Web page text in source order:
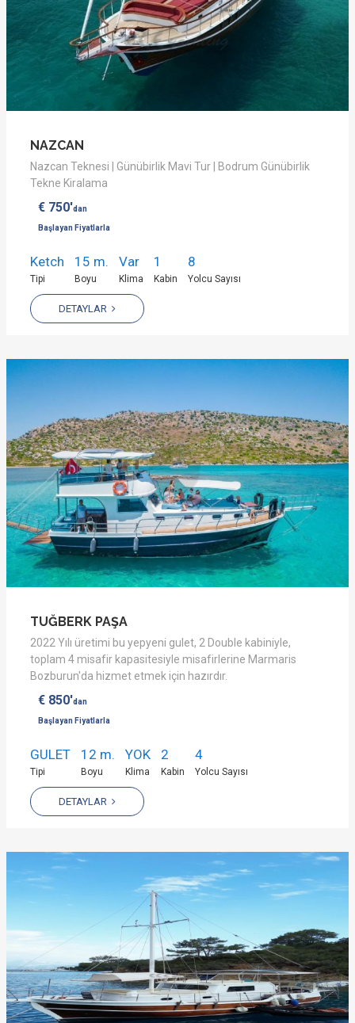
NAZCAN
Nazcan Teknesi | Günübirlik Mavi Tur | Bodrum Günübirlik
Tekne Kiralama
€ 750'dan
Başlayan Fiyatlarla
Ketch
Tipi
15 m.
Boyu
Var
Klima
1
Kabin
8
Yolcu Sayısı
DETAYLAR
TUĞBERK PAŞA
2022 Yılı üretimi bu yepyeni gulet, 2 Double kabiniyle,
toplam 4 misafir kapasitesiyle misafirlerine Marmaris
Bozburun'da hizmet etmek için hazırdır.
€ 850'dan
Başlayan Fiyatlarla
GULET
Tipi
12 m.
Boyu
YOK
Klima
2
Kabin
4
Yolcu Sayısı
DETAYLAR